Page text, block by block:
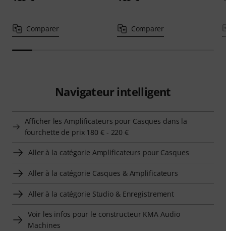
Comparer Comparer
Navigateur intelligent
Afficher les Amplificateurs pour Casques dans la
fourchette de prix 180 € - 220 €
Aller à la catégorie Amplificateurs pour Casques
Aller à la catégorie Casques & Amplificateurs
Aller à la catégorie Studio & Enregistrement
Voir les infos pour le constructeur KMA Audio
Machines